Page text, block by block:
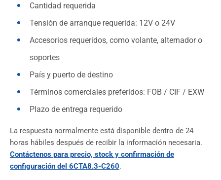
Cantidad requerida
Tensión de arranque requerida: 12V o 24V
Accesorios requeridos, como volante, alternador o
soportes
País y puerto de destino
Términos comerciales preferidos: FOB / CIF / EXW
Plazo de entrega requerido
La respuesta normalmente está disponible dentro de 24
horas hábiles después de recibir la información necesaria.
Contáctenos para precio, stock y confirmación de
configuración del 6CTA8.3-C260.